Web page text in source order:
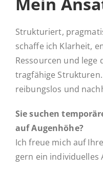
Strukturiert,
schaffe ich Klarheit,
Ressourcen und
tragfähige
reibungslos und
Sie suchen
auf Augenhöhe?
Ich freue mich auf
gern ein individuelles